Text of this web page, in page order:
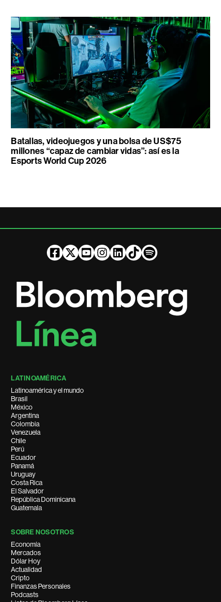
Batallas, videojuegos y una bolsa de US$75
millones “capaz de cambiar vidas”: así es la
Esports World Cup 2026
LATINOAMÉRICA
Latinoamérica y el mundo
Brasil
México
Argentina
Colombia
Venezuela
Chile
Perú
Ecuador
Panamá
Uruguay
Costa Rica
El Salvador
República Dominicana
Guatemala
SOBRE NOSOTROS
Economía
Mercados
Dólar Hoy
Actualidad
Cripto
Finanzas Personales
Podcasts